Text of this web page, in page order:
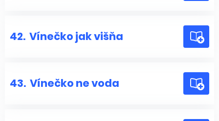
42. Vínečko jak višňa
43. Vínečko ne voda